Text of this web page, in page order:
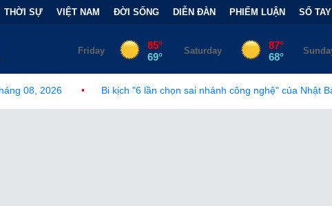
THỜI SỰ VIỆT NAM ĐỜI SỐNG DIỄN ĐÀN PHIẾM LUẬN SỔ TAY
Bi kịch "6 lần chọn sai nhánh công nghệ" của Nhật Bản và bài học đắt giá